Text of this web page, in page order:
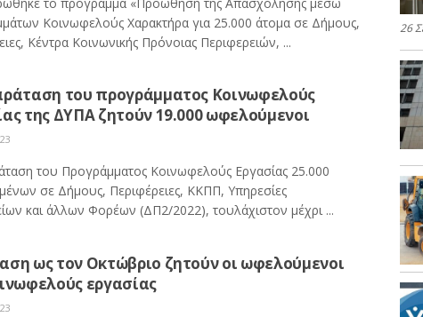
Κοινωφελούς Χαρακτήρα για 25.000 άτομα σε Δήμους,
Κέντρα Κοινωνικής Πρόνοιας Περιφερειών, ...
του προγράμματος Κοινωφελούς
της ΔΥΠΑ ζητούν 19.000 ωφελούμενοι
του Προγράμματος Κοινωφελούς Εργασίας 25.000
σε Δήμους, Περιφέρειες, ΚΚΠΠ, Υπηρεσίες
και άλλων Φορέων (ΔΠ2/2022), τουλάχιστον μέχρι ...
ως τον Οκτώβριο ζητούν οι ωφελούμενοι
εργασίας
26